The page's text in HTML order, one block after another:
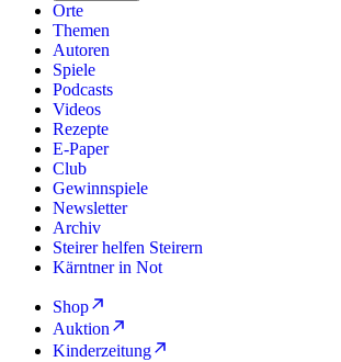
Orte
Themen
Autoren
Spiele
Podcasts
Videos
Rezepte
E-Paper
Club
Gewinnspiele
Newsletter
Archiv
Steirer helfen Steirern
Kärntner in Not
Shop
Auktion
Kinderzeitung